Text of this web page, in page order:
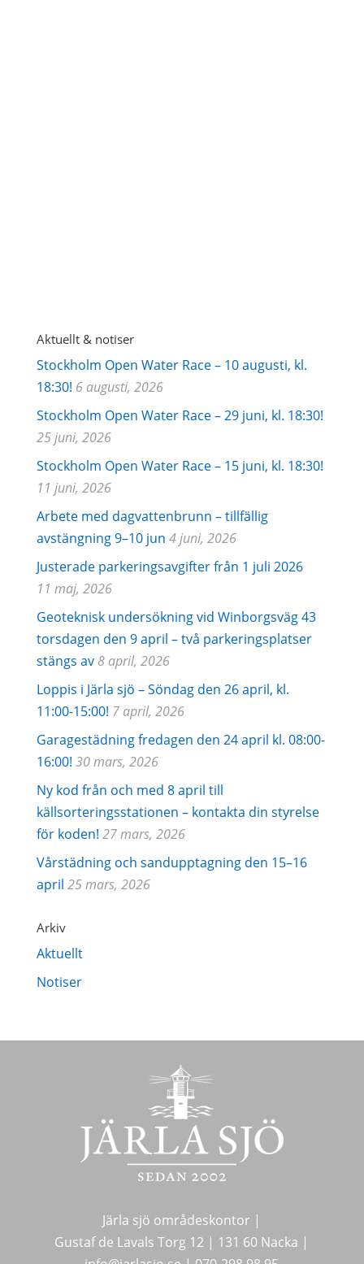
Aktuellt & notiser
Stockholm Open Water Race – 10 augusti, kl.
18:30! 6 augusti, 2026
Stockholm Open Water Race – 29 juni, kl. 18:30!
25 juni, 2026
Stockholm Open Water Race – 15 juni, kl. 18:30!
11 juni, 2026
Arbete med dagvattenbrunn – tillfällig
avstängning 9–10 jun 4 juni, 2026
Justerade parkeringsavgifter från 1 juli 2026
11 maj, 2026
Geoteknisk undersökning vid Winborgsväg 43
torsdagen den 9 april – två parkeringsplatser
stängs av 8 april, 2026
Loppis i Järla sjö – Söndag den 26 april, kl.
11:00-15:00! 7 april, 2026
Garagestädning fredagen den 24 april kl. 08:00-
16:00! 30 mars, 2026
Ny kod från och med 8 april till
källsorteringsstationen – kontakta din styrelse
för koden! 27 mars, 2026
Vårstädning och sandupptagning den 15–16
april 25 mars, 2026
Arkiv
Aktuellt
Notiser
Järla sjö områdeskontor |
Gustaf de Lavals Torg 12 | 131 60 Nacka |